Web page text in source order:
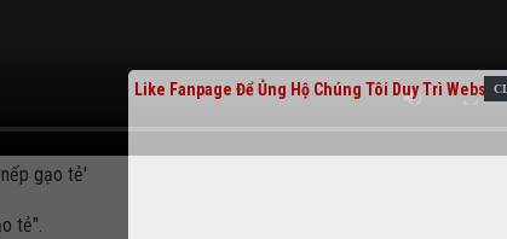
gạo tẻ'
tẻ".
Like Fanpage Để Ủng Hộ Chúng Tôi Duy Trì Website